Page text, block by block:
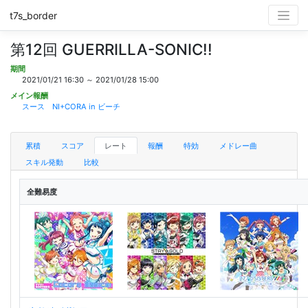
t7s_border
第12回 GUERRILLA-SONIC!!
期間
2021/01/21 16:30 ～ 2021/01/28 15:00
メイン報酬
スース NI+CORA in ビーチ
累積 スコア レート 報酬 特効
メドレー曲
スキル発動
比較
全難易度